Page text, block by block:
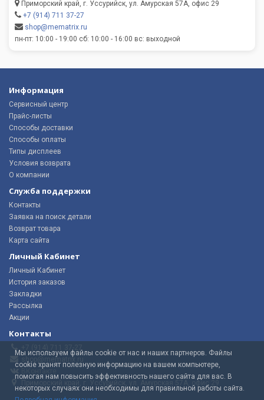
Приморский край, г. Уссурийск, ул. Амурская 57А, офис 29
+7 (914) 711 37-27
shop@mematrix.ru
пн-пт: 10:00 - 19:00 сб: 10:00 - 16:00 вс: выходной
Информация
Сервисный центр
Прайс-листы
Способы доставки
Способы оплаты
Типы дисплеев
Условия возврата
О компании
Служба поддержки
Контакты
Заявка на поиск детали
Возврат товара
Карта сайта
Личный Кабинет
Личный Кабинет
История заказов
Закладки
Рассылка
Акции
Контакты
+7 (914) 711 37-27
shop@mematrix.ru
ВКонтакте
Приморский край, г. Уссурийск, ул. Амурская 57А, офис 29
Мы используем файлы cookie от нас и наших партнеров. Файлы
cookie хранят полезную информацию на вашем компьютере,
помогая нам повысить эффективность нашего сайта для вас. В
некоторых случаях они необходимы для правильной работы сайта.